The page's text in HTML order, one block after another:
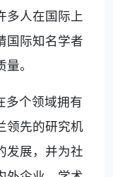
多人在国际上
国际知名学者
。
多个领域拥有
领先的研究机
发展，并为社